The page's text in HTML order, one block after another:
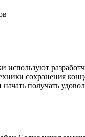
используют
сохранения
получать